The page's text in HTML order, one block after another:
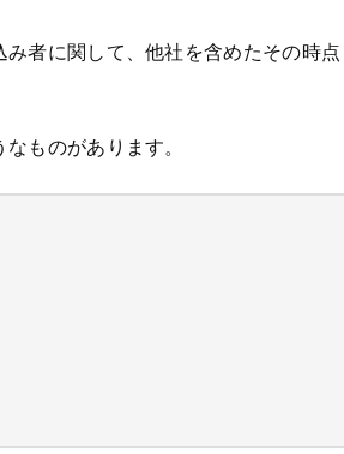
者に関して、他社を含めたその時点
ものがあります。